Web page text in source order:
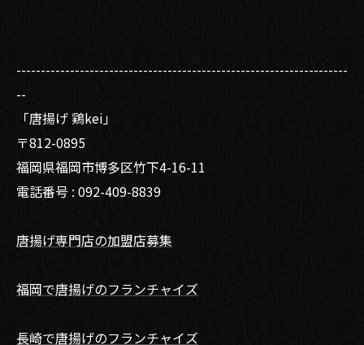
--------------------------------------------------------------------
--
「唐揚げ 鶏kei」
〒812-0895
福岡県福岡市博多区竹下4-16-11
電話番号 : 092-409-8839
唐揚げ専門店の加盟店募集
福岡で唐揚げのフランチャイズ
長崎で唐揚げのフランチャイズ